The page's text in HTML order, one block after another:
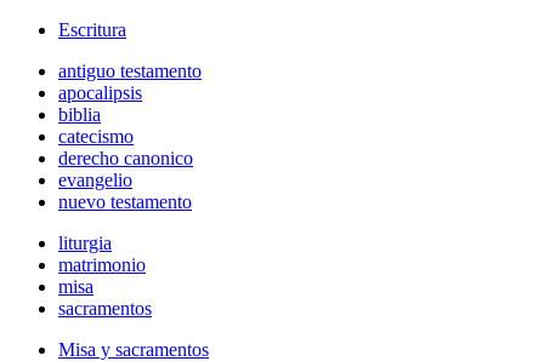
Escritura
antiguo testamento
apocalipsis
biblia
catecismo
derecho canonico
evangelio
nuevo testamento
liturgia
matrimonio
misa
sacramentos
Misa y sacramentos